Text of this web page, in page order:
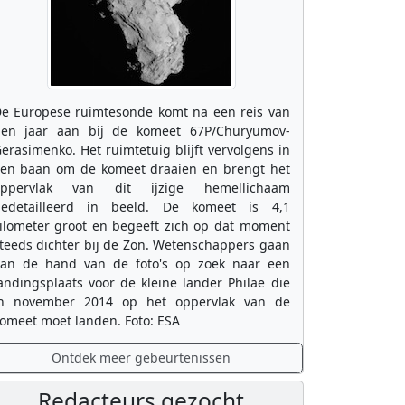
Europese ruimtesonde komt na een reis van
jaar aan bij de komeet 67P/Churyumov-
Het ruimtetuig blijft vervolgens in
baan om de komeet draaien en brengt het
van dit ijzige hemellichaam
in beeld. De komeet is 4,1
groot en begeeft zich op dat moment
dichter bij de Zon. Wetenschappers gaan
de hand van de foto's op zoek naar een
voor de kleine lander Philae die
november 2014 op het oppervlak van de
moet landen. Foto: ESA
Ontdek meer gebeurtenissen